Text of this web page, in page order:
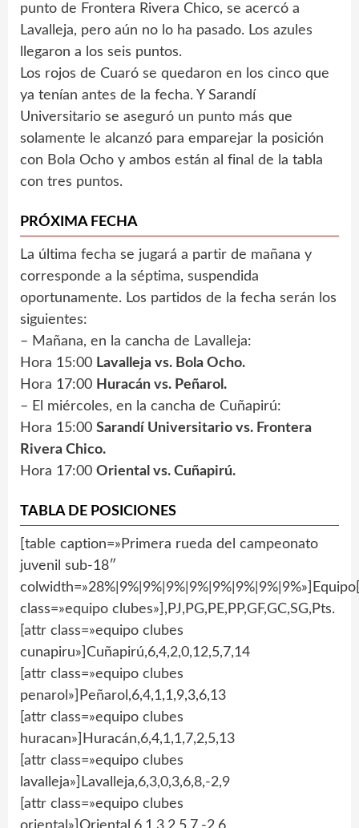
punto de Frontera Rivera Chico, se acercó a
Lavalleja, pero aún no lo ha pasado. Los azules
llegaron a los seis puntos.
Los rojos de Cuaró se quedaron en los cinco que
ya tenían antes de la fecha. Y Sarandí
Universitario se aseguró un punto más que
solamente le alcanzó para emparejar la posición
con Bola Ocho y ambos están al final de la tabla
con tres puntos.
PRÓXIMA FECHA
La última fecha se jugará a partir de mañana y
corresponde a la séptima, suspendida
oportunamente. Los partidos de la fecha serán los
siguientes:
– Mañana, en la cancha de Lavalleja:
Hora 15:00 Lavalleja vs. Bola Ocho.
Hora 17:00 Huracán vs. Peñarol.
– El miércoles, en la cancha de Cuñapirú:
Hora 15:00 Sarandí Universitario vs. Frontera
Rivera Chico.
Hora 17:00 Oriental vs. Cuñapirú.
TABLA DE POSICIONES
[table caption=»Primera rueda del campeonato
juvenil sub-18″
class=»equipo clubes»],PJ,PG,PE,PP,GF,GC,SG,Pts.
[attr class=»equipo clubes
cunapiru»]Cuñapirú,6,4,2,0,12,5,7,14
[attr class=»equipo clubes
penarol»]Peñarol,6,4,1,1,9,3,6,13
[attr class=»equipo clubes
huracan»]Huracán,6,4,1,1,7,2,5,13
[attr class=»equipo clubes
lavalleja»]Lavalleja,6,3,0,3,6,8,-2,9
[attr class=»equipo clubes